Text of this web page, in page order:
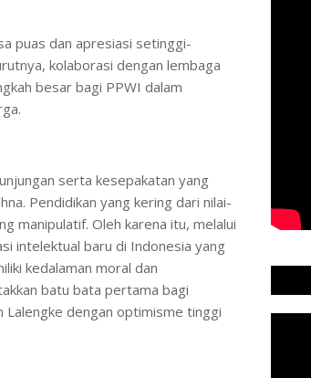
puas dan apresiasi setinggi-
kolaborasi dengan lembaga
besar bagi PPWI dalam
serta kesepakatan yang
Pendidikan yang kering dari nilai-
manipulatif. Oleh karena itu, melalui
intelektual baru di Indonesia yang
kedalaman moral dan
batu bata pertama bagi
Lalengke dengan optimisme tinggi